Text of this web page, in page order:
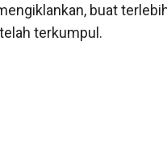
buat
terkumpul.